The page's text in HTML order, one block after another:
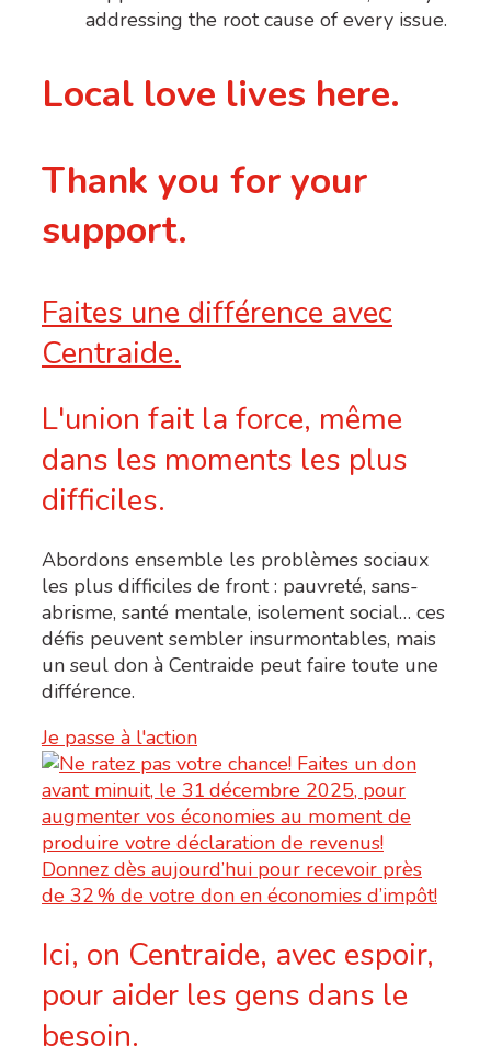
addressing the root cause of every issue.
Local love lives here.
Thank you for your
support.
Faites une différence avec
Centraide.
L'union fait la force, même
dans les moments les plus
difficiles.
Abordons ensemble les problèmes sociaux
les plus difficiles de front : pauvreté, sans-
abrisme, santé mentale, isolement social… ces
défis peuvent sembler insurmontables, mais
un seul don à Centraide peut faire toute une
différence.
Je passe à l'action
Ici, on Centraide, avec espoir,
pour aider les gens dans le
besoin.